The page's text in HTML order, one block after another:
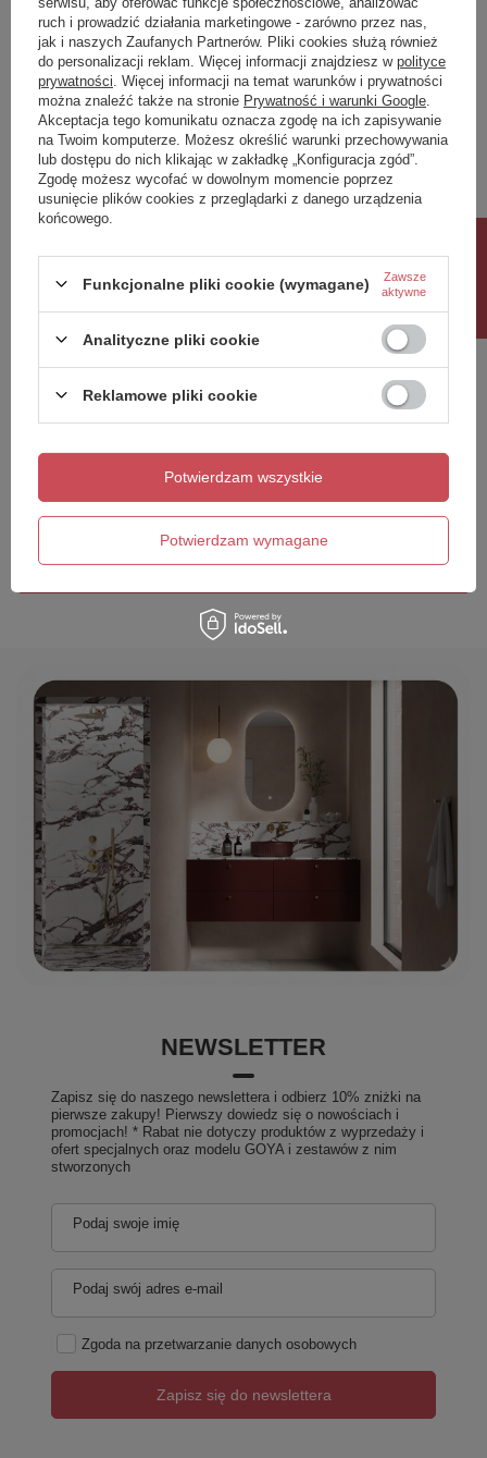
Napisz swoją opinię
Twoja ocena:
5/5
Treść twojej opinii
Dodaj własne zdjęcie produktu:
Wyślij opinię
NEWSLETTER
Zapisz się do naszego newslettera i odbierz 10% zniżki na
pierwsze zakupy! Pierwszy dowiedz się o nowościach i
promocjach! * Rabat nie dotyczy produktów z wyprzedaży i
ofert specjalnych oraz modelu GOYA i zestawów z nim
stworzonych
Podaj swoje imię
Podaj swój adres e-mail
Zgoda na przetwarzanie danych osobowych
Zapisz się do newslettera
ruch i prowadzić działania marketingowe - zarówno przez nas,
jak i naszych Zaufanych Partnerów. Pliki cookies służą również
do personalizacji reklam. Więcej informacji znajdziesz w polityce
prywatności . Więcej informacji na temat warunków i prywatności
można znaleźć także na stronie Prywatność i warunki Google
Akceptacja tego komunikatu oznacza zgodę na ich zapisywanie
na Twoim komputerze. Możesz określić warunki przechowywania
lub dostępu do nich klikając w zakładkę „Konfiguracja zgód”.
Zgodę możesz wycofać w dowolnym momencie poprzez
usunięcie plików cookies z przeglądarki z danego urządzenia
końcowego.
Funkcjonalne pliki cookie (wymagane) Zawsze
aktywne
Analityczne pliki cookie
Reklamowe pliki cookie
Potwierdzam wymagane
Potwierdzam wszystkie